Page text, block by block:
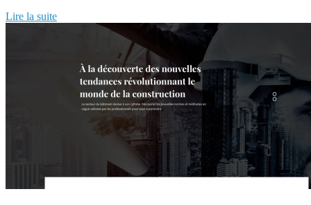
Lire la suite